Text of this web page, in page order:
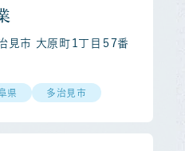
市 大原町１丁目５７番
県 多治見市